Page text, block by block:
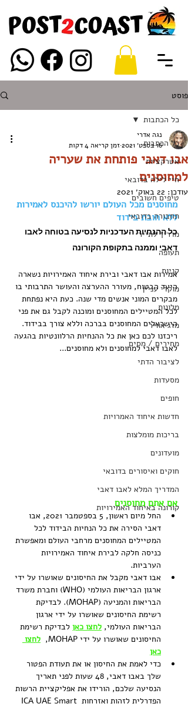
פוסט
כל הכתבות
אטרקציות
חיי לילה בדובאי
טיפים חשובים
תחבורה בדובאי
מדריך לתייר
תעופה
קניות
מוקדי עניין
מלונות
מזג אוויר
מחירים / מסים
לציבור הדתי
מסעדות
חופים
חדשות איחוד האמרויות
בריכות מומלצות
מועדונים
חוקים ואיסורים בדובאי
המדריך המלא לאבו דאבי
קורונה באיחוד האמירויות
כל הכתבות
אבו דאבי פותחת את שעריה
למחוסנים
נגה אדרי
16 בספט׳ 2021
זמן קריאה 4 דקות
עודכן: 22 באוק׳ 2021
מחוסנים מכל העולם יורשו להיכנס לאמירות
ללא חובת בידוד
כל ההנחיות העדכניות לנסיעה בטוחה לאבו
דאבי וממנה בתקופת הקורונה
אמירות אבו דאבי ובירת איחוד האמירויות נשארה
היעד הבטוח, מעורר ההערצה והעושר התרבותי בו
מבקרים המוני אנשים מדי שנה. כעת היא נפתחת
לכל המטיילים המחוסנים ומוכנה לקבל גם את פני
הישראלים המחוסנים בברכה וללא צורך בבידוד.
ריכזנו לכם כאן את כל ההנחיות הרלוונטיות בהגעה
לאבו דאבי למחוסנים ולא מחוסנים...
אם אתם מחוסנים
החל מיום ראשון, 5 בספטמבר 2021, אבו
דאבי הסירה את כל הנחיות הבידוד לכל
המטיילים המחוסנים מרחבי העולם ומאפשרת
כניסה חלקה לבירת איחוד האמירויות
הערביות.
אבו דאבי מקבל את החיסונים שאושרו על ידי
ארגון הבריאות העולמי (WHO) וחברת משרד
הבריאות והמניעה (MOHAP). לבדיקת
רשימת החיסונים שאושרו על ידי ארגון
הבריאות העולמי, לחצו כאן לבדיקת רשימת
החיסונים שאושרו על ידי MOHAP,
לחצו
כאן
כדי לאמת את החיסון או את תעודת הפטור
שלך באבו דאבי, 48 שעות לפני תאריך
הנסיעה שלכם, הורידו את אפליקציית הרשות